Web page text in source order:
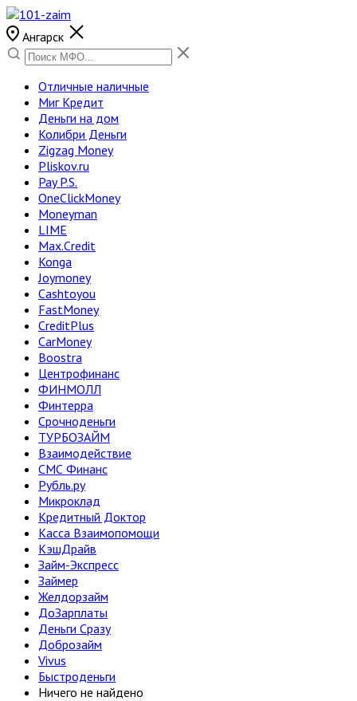
Ангарск
Отличные наличные
Миг Кредит
Деньги на дом
Колибри Деньги
Zigzag Money
Pliskov.ru
Pay P.S.
OneClickMoney
Moneyman
LIME
Max.Credit
Konga
Joymoney
Cashtoyou
FastMoney
CreditPlus
CarMoney
Boostra
Центрофинанс
ФИНМОЛЛ
Финтерра
Срочноденьги
ТУРБОЗАЙМ
Взаимодействие
СМС Финанс
Рубль.ру
Микроклад
Кредитный Доктор
Касса Взаимопомощи
КэшДрайв
Займ-Экспресс
Займер
Желдорзайм
ДоЗарплаты
Деньги Сразу
Доброзайм
Vivus
Быстроденьги
Ничего не найдено